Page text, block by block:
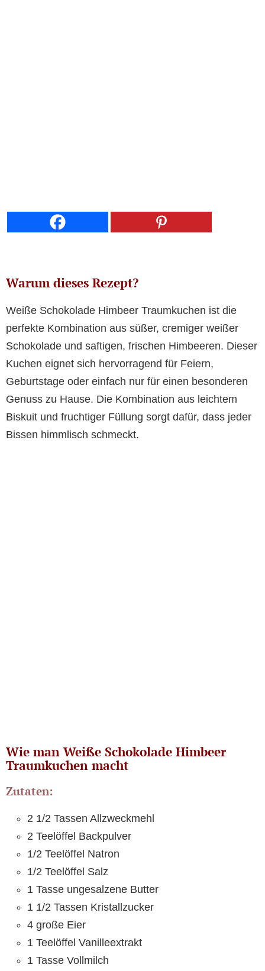
Warum dieses Rezept?
Weiße Schokolade Himbeer Traumkuchen ist die
perfekte Kombination aus süßer, cremiger weißer
Schokolade und saftigen, frischen Himbeeren. Dieser
Kuchen eignet sich hervorragend für Feiern,
Geburtstage oder einfach nur für einen besonderen
Genuss zu Hause. Die Kombination aus leichtem
Biskuit und fruchtiger Füllung sorgt dafür, dass jeder
Bissen himmlisch schmeckt.
Wie man Weiße Schokolade Himbeer
Traumkuchen macht
Zutaten:
2 1/2 Tassen Allzweckmehl
2 Teelöffel Backpulver
1/2 Teelöffel Natron
1/2 Teelöffel Salz
1 Tasse ungesalzene Butter
1 1/2 Tassen Kristallzucker
4 große Eier
1 Teelöffel Vanilleextrakt
1 Tasse Vollmilch